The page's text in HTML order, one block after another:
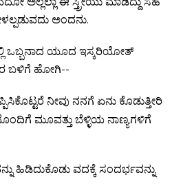
ಅಂದನು.
ಒಬ್ಬನಾದ ಯೂದ ಇಸ್ಕರಿಯೋತ್‌
ಬಳಿಗೆ ಹೋಗಿ--
ನೀವು ನನಗೆ ಏನು ಕೊಡುತ್ತೀರಿ
ಮೂವತ್ತು ಬೆಳ್ಳಿಯ ನಾಣ್ಯಗಳಿಗೆ
ಹಿಡಿದುಕೊಡು ವದಕ್ಕೆ ಸಂದರ್ಭವನ್ನು